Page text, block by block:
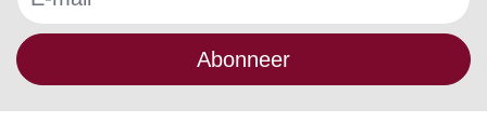
Abonneer